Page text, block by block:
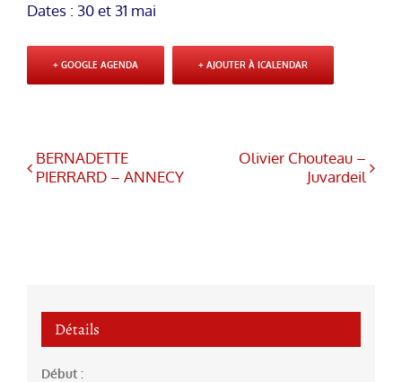
Dates : 30 et 31 mai
+ GOOGLE AGENDA + AJOUTER À ICALENDAR
BERNADETTE
PIERRARD – ANNECY
Olivier Chouteau –
Juvardeil
Détails
Début :